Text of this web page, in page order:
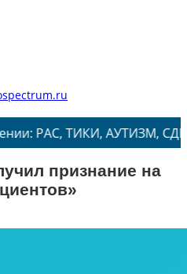
АУТИЗМ, СДВГ, ЗПРР,
признание на